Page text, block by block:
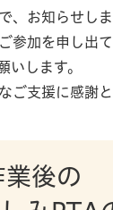
、お知らせしま
参加を申し出
いします。
ご支援に感謝
後の